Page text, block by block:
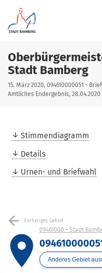
Stadt Bamberg
15. März 2020, 094610000051 -
Amtliches Endergebnis, 28.04.2020
Stimmendiagramm
Details
Urnen- und Briefwahl
arrow_back Vorheriges Gebiet
place
09461000 - Stadt
Anderes Gebiet